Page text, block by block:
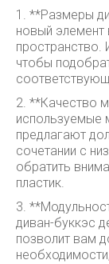
1. **Размеры
новый
пространство.
чтобы
2. **Качество
используемые
предлагают
сочетании с
обратить
пластик.
3.
диван-буккэс
позволит вам